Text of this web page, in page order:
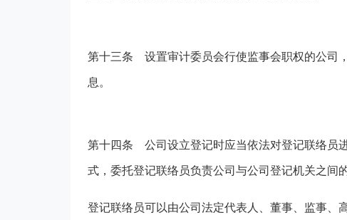
第十三条 设置审计委员会行使监事会职权的公司
息。
第十四条 公司设立登记时应当依法对登记联络员
式，委托登记联络员负责公司与公司登记机关之间
登记联络员可以由公司法定代表人、董事、监事、